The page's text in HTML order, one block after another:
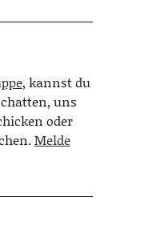
, kannst du
uns
oder
Melde